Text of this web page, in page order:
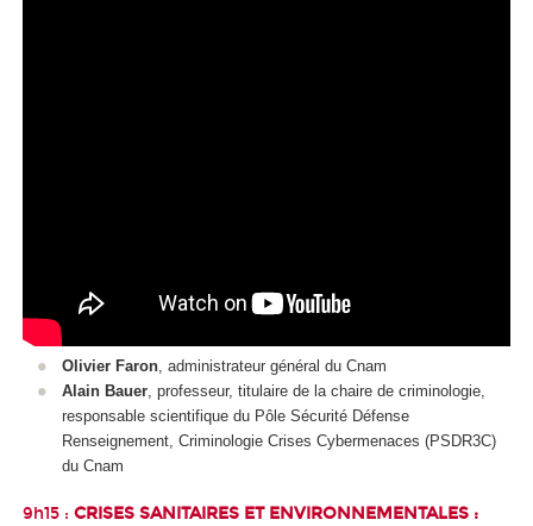
Olivier Faron, administrateur général du Cnam
Alain Bauer, professeur, titulaire de la chaire de criminologie,
responsable scientifique du Pôle Sécurité Défense
Renseignement, Criminologie Crises Cybermenaces (PSDR3C)
du Cnam
9h15 : CRISES SANITAIRES ET ENVIRONNEMENTALES :